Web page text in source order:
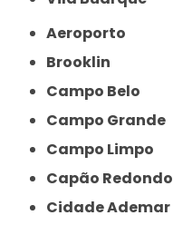
Aeroporto
Brooklin
Campo Belo
Campo Grande
Campo Limpo
Capão Redondo
Cidade Ademar